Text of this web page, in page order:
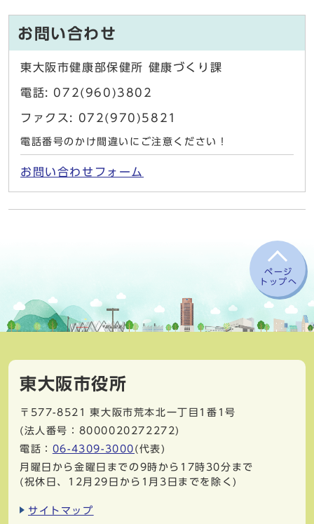
お問い合わせ
東大阪市健康部保健所 健康づくり課
電話: 072(960)3802
ファクス: 072(970)5821
電話番号のかけ間違いにご注意ください！
お問い合わせフォーム
ページ
トップへ
東大阪市役所
〒577-8521
東大阪市荒本北一丁目1番1号
(法人番号：8000020272272)
電話： 06-4309-3000 (代表)
月曜日から金曜日までの9時から17時30分まで
(祝休日、12月29日から1月3日までを除く)
サイトマップ